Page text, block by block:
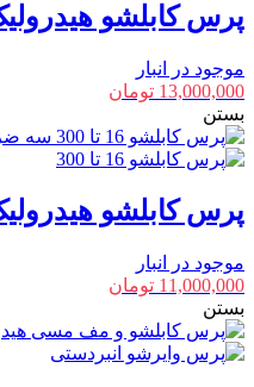
پرس کابلشو هیدرولیک 16 تا 300 سه
موجود در انبار
13,000,000 تومان
بستن
پرس کابلشو هیدرولیک 16 تا
موجود در انبار
11,000,000 تومان
بستن